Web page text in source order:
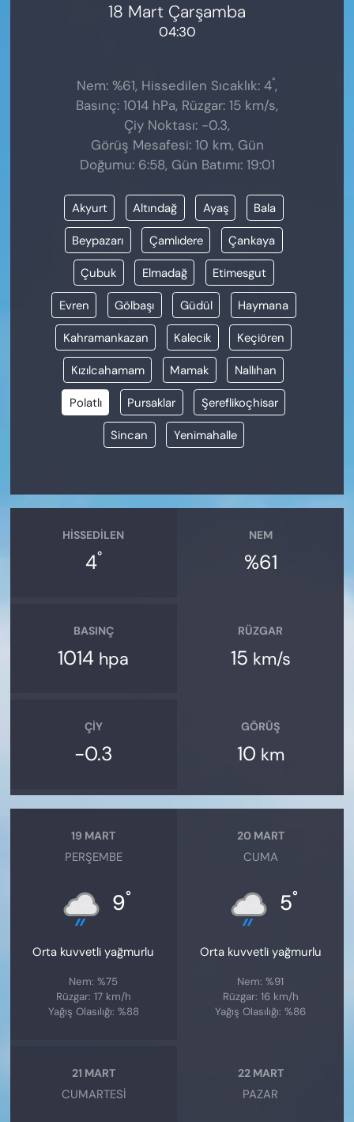
18 Mart Çarşamba
04:30
Nem: %61, Hissedilen Sıcaklık: 4°,
Basınç: 1014 hPa, Rüzgar: 15 km/s,
Çiy Noktası: -0.3,
Görüş Mesafesi: 10 km, Gün
Doğumu: 6:58, Gün Batımı: 19:01
Akyurt Altındağ Ayaş Bala
Beypazarı Çamlıdere Çankaya
Çubuk Elmadağ Etimesgut
Evren Gölbaşı Güdül Haymana
Kahramankazan Kalecik Keçiören
Kızılcahamam Mamak Nallıhan
Polatlı Pursaklar Şereflikoçhisar
Sincan Yenimahalle
HISSEDILEN
4°
NEM
%61
BASINÇ
1014 hpa
RÜZGAR
15 km/s
ÇIY
-0.3
GÖRÜŞ
10 km
19 MART
PERŞEMBE
9°
Orta kuvvetli yağmurlu
Nem: %75
Rüzgar: 17 km/h
Yağış Olasılığı: %88
20 MART
CUMA
5°
Orta kuvvetli yağmurlu
Nem: %91
Rüzgar: 16 km/h
Yağış Olasılığı: %86
21 MART
CUMARTESI
22 MART
PAZAR